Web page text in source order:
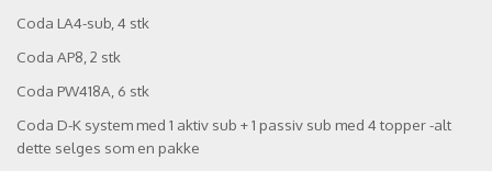
Coda LA4-sub, 4 stk
Coda AP8, 2 stk
Coda PW418A, 6 stk
Coda D-K system med 1 aktiv sub + 1 passiv sub med 4 topper -alt
dette selges som en pakke